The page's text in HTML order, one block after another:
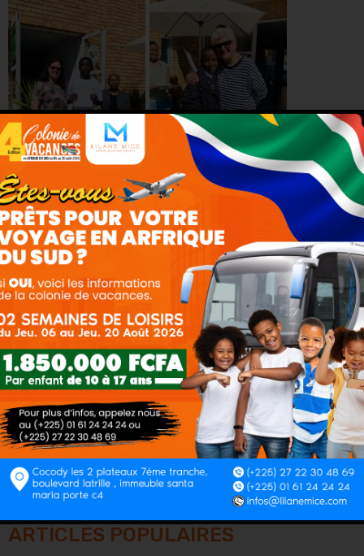
Partager :
Twitter Pinterest
LinkedIn
ARTICLES POPULAIRES